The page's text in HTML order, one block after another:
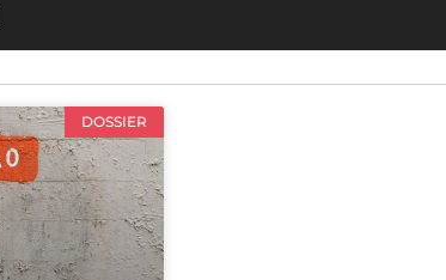
DOSSIER